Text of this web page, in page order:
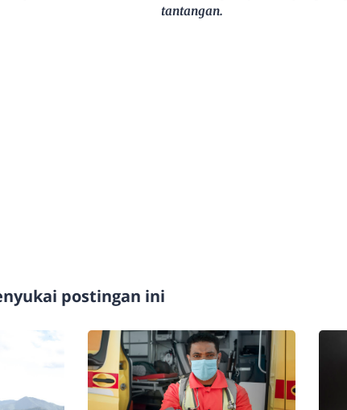
tantangan.
postingan ini